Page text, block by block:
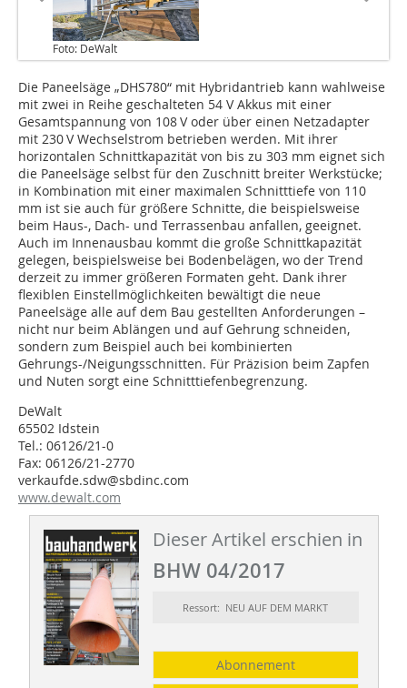
Foto: DeWalt
Die Paneelsäge „DHS780“ mit Hybridantrieb kann wahlweise
mit zwei in Reihe geschalteten 54 V Akkus mit einer
Gesamtspannung von 108 V oder über einen Netzadapter
mit 230 V Wechselstrom betrieben werden. Mit ihrer
horizontalen Schnittkapazität von bis zu 303 mm eignet sich
die Paneelsäge selbst für den Zuschnitt breiter Werkstücke;
in Kombination mit einer maximalen Schnitttiefe von 110
mm ist sie auch für größere Schnitte, die beispielsweise
beim Haus-, Dach- und Terrassenbau anfallen, geeignet.
Auch im Innenausbau kommt die große Schnittkapazität
gelegen, beispielsweise bei Bodenbelägen, wo der Trend
derzeit zu immer größeren Formaten geht. Dank ihrer
flexiblen Einstellmöglichkeiten bewältigt die neue
Paneelsäge alle auf dem Bau gestellten Anforderungen –
nicht nur beim Ablängen und auf Gehrung schneiden,
sondern zum Beispiel auch bei kombinierten
Gehrungs-/Neigungsschnitten. Für Präzision beim Zapfen
und Nuten sorgt eine Schnitttiefenbegrenzung.
DeWalt
65502 Idstein
Tel.: 06126/21-0
Fax: 06126/21-2770
verkaufde.sdw@sbdinc.com
www.dewalt.com
Dieser Artikel erschien in
BHW 04/2017
Ressort: NEU AUF DEM MARKT
Abonnement